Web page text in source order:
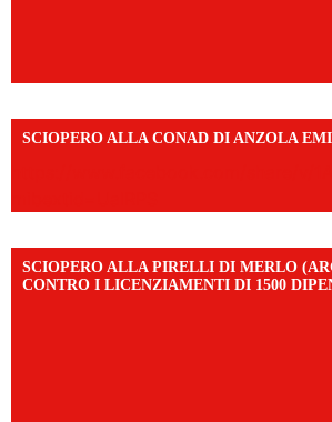
SCIOPERO ALLA CONAD DI ANZOLA
SCIOPERO ALLA PIRELLI DI MERLO
CONTRO I LICENZIAMENTI DI 1500